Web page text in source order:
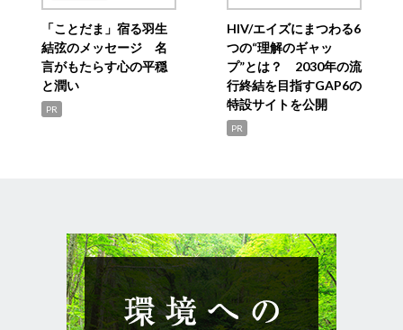
「ことだま」宿る羽生
結弦のメッセージ 名
言がもたらす心の平穏
と潤い
PR
HIV/エイズにまつわる6
つの“理解のギャッ
プ”とは？ 2030年の流
行終結を目指すGAP6の
特設サイトを公開
PR